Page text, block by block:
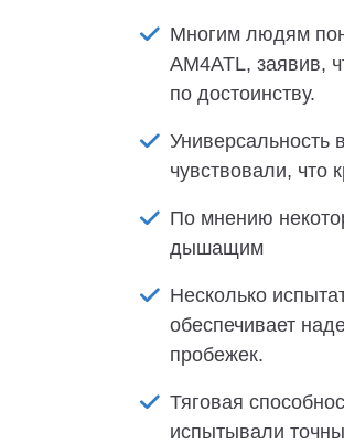
Многим людям
AM4ATL, заявив,
по достоинству.
Универсальность
чувствовали, что
По мнению
дышащим
Несколько
обеспечивает
пробежек.
Тяговая
испытывали